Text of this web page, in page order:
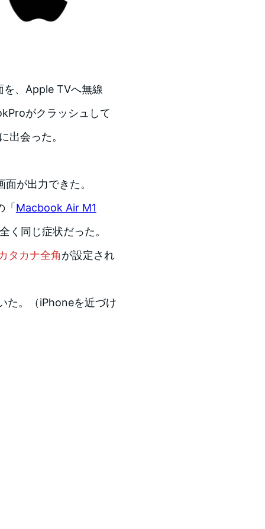
、Apple TVへ無線
がクラッシュして
出会った。
が出力できた。
Macbook Air M1
く同じ症状だった。
タカナ全角が設定され
た。（iPhoneを近づけ